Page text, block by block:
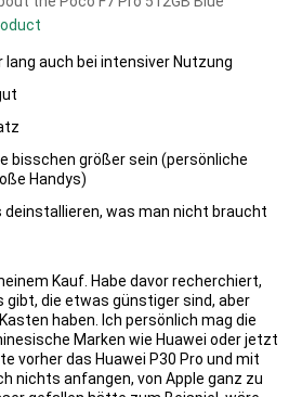
auch bei intensiver Nutzung
bisschen größer sein (persönliche
Handys)
deinstallieren, was man nicht braucht
Kauf. Habe davor recherchiert,
gibt, die etwas günstiger sind, aber
haben. Ich persönlich mag die
Marken wie Huawei oder jetzt
vorher das Huawei P30 Pro und mit
nichts anfangen, von Apple ganz zu